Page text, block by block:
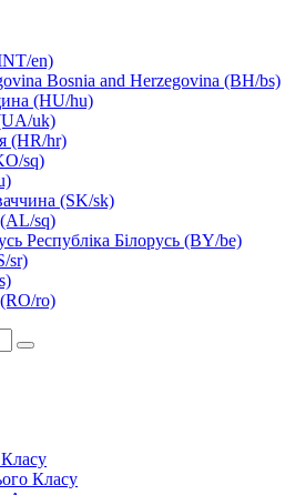
en)
Bosnia and Herzegovina (BH/bs)
(HU/hu)
uk)
(HR/hr)
sq)
(SK/sk)
sq)
Республіка Білорусь (BY/be)
sr)
ro)
Класу